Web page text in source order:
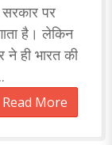
पर
है। लेकिन
ही भारत की
Read More